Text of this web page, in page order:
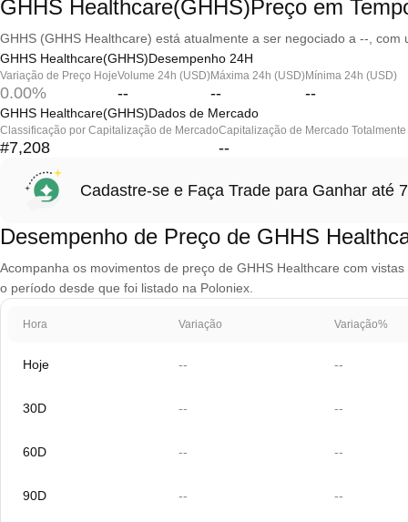
GHHS Healthcare(GHHS)Preço em
GHHS (GHHS Healthcare) está atualmente a ser negociado a --,
GHHS Healthcare(GHHS)Desempenho 24H
Variação de Preço Hoje
0.00%
Volume 24h (USD)
--
Máxima 24h (USD)
--
Mínima 24h (USD)
--
GHHS Healthcare(GHHS)Dados de Mercado
Classificação por Capitalização de Mercado
#7,208
Capitalização de Mercado
--
Cadastre-se e Faça Trade para Ganhar até
Desempenho de Preço de GHHS
Acompanha os movimentos de preço de GHHS Healthcare com
o período desde que foi listado na Poloniex.
Hora Variação Variação%
Hoje -- --
30D -- --
60D -- --
90D -- --